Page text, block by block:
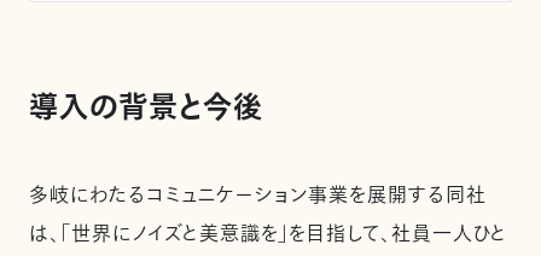
導入の背景と今後
多岐にわたるコミュニケーション事業を展開する同社
は、「世界にノイズと美意識を」を目指して、社員一人ひと